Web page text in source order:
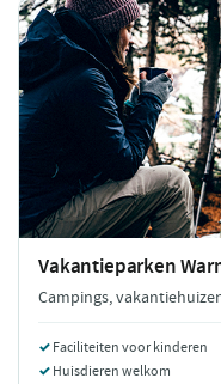
Vakantieparken
Campings,
Faciliteiten voor kinderen
Huisdieren welkom